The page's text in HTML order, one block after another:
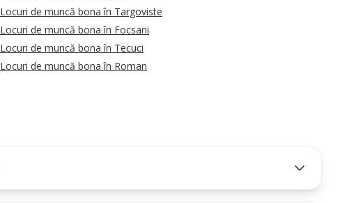
Locuri de muncă bona în Targoviste
Locuri de muncă bona în Focsani
Locuri de muncă bona în Tecuci
Locuri de muncă bona în Roman